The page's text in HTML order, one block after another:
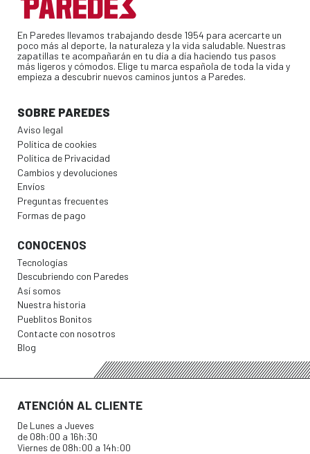
En Paredes llevamos trabajando desde 1954 para acercarte un
poco más al deporte, la naturaleza y la vida saludable. Nuestras
zapatillas te acompañarán en tu día a día haciendo tus pasos
más ligeros y cómodos. Elige tu marca española de toda la vida y
empieza a descubrir nuevos caminos juntos a Paredes.
SOBRE PAREDES
Aviso legal
Política de cookies
Política de Privacidad
Cambios y devoluciones
Envíos
Preguntas frecuentes
Formas de pago
CONOCENOS
Tecnologías
Descubriendo con Paredes
Así somos
Nuestra historia
Pueblitos Bonitos
Contacte con nosotros
Blog
ATENCIÓN AL CLIENTE
De Lunes a Jueves
de 08h:00 a 16h:30
Viernes de 08h:00 a 14h:00